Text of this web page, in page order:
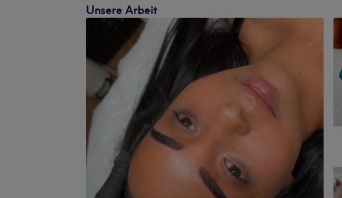
Unsere Arbeit